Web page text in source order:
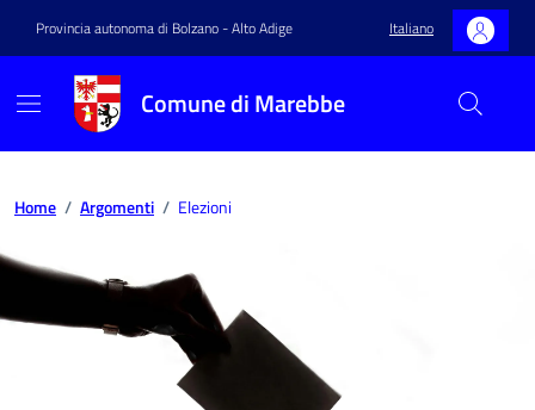
Provincia autonoma di Bolzano - Alto Adige Italiano
Comune di Marebbe
Home / Argomenti / Elezioni